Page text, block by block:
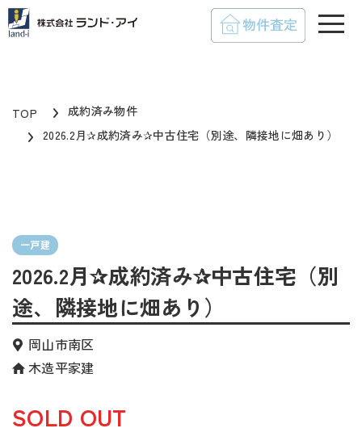
TOP
成約済み物件
2026.2月✰成約済み✰中古住宅（別途、隣接地に畑あり）
一戸建
2026.2月✰成約済み✰中古住宅（別
途、隣接地に畑あり）
岡山市南区
木造平家建
SOLD OUT